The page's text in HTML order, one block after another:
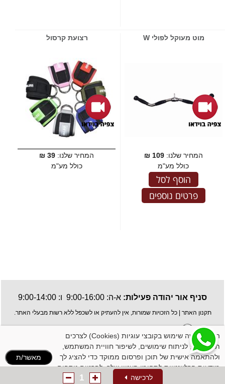
מוט מעוקל לפולי W
המחיר שלנו:109
₪
כולל מע"מ
הוסף לסל
פרטים נוספים
רצועת קרסול
המחיר שלנו: 39
₪
כולל מע"מ
סניף אור יהודה פעילות: א-ה: 9:00-16:00 ו: 9:00-14:00
תקנון האתר | כל הזכויות שמורות, אין להעתיק או לשכפל ללא רשות מבעלי האתר.
לרכישה 1
האתר עושה שימוש בקובצי עוגיות (Cookies) לצרכים
תפעוליים, לניתוח שימושים, לשיפור חוויית המשתמש,
ולהתאמה אישית של תוכן ופרסום ממוקד כדי להציג לך
מודעות הרלוונטיות לתחומי העניין שלך. לפרטים נוספים:
מאשר/ת